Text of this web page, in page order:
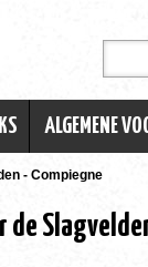
ALGEMENE
- Compiegne
de